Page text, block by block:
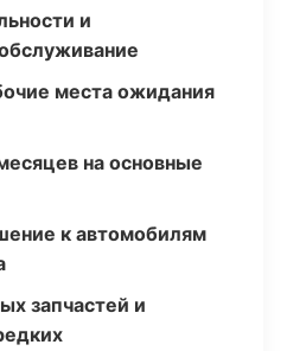
и
места ожидания
на основные
к автомобилям
запчастей и